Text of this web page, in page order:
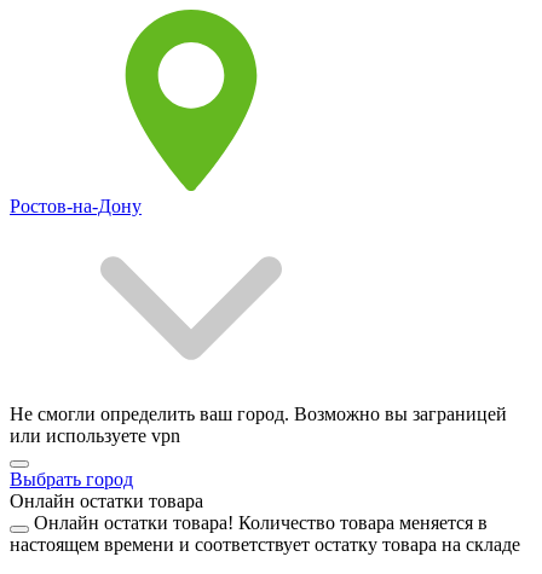
Ростов-на-Дону
Не смогли определить ваш город. Возможно вы заграницей
или используете vpn
Выбрать город
Онлайн остатки товара
Онлайн остатки товара! Количество товара меняется в
настоящем времени и соответствует остатку товара на складе